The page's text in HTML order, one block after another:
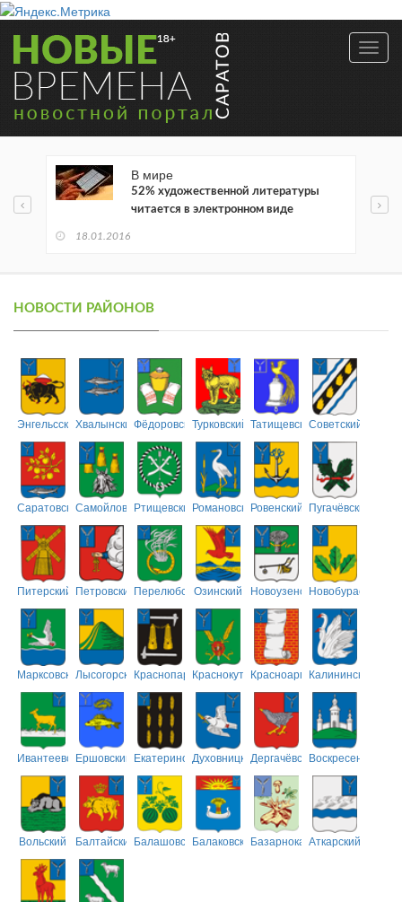
В мире
52% художественной литературы
читается в электронном виде
18.01.2016
НОВОСТИ РАЙОНОВ
ЭнгельсскийХвалынскийФёдоровскийТурковский ТатищевскийСоветский
СаратовскийСамойловскийРтищевскийРомановскийРовенский Пугачёвский
Питерский ПетровскийПерелюбскийОзинский НовоузенскийНовобурасский
МарксовскийЛысогорскийКраснопартизанский
КраснокутскийКрасноармейский
Калининский
ИвантеевскийЕршовский ЕкатериновскийДуховницкийДергачёвскийВоскресенский
Вольский БалтайскийБалашовскийБалаковскийБазарнокарабулакский
Аткарский